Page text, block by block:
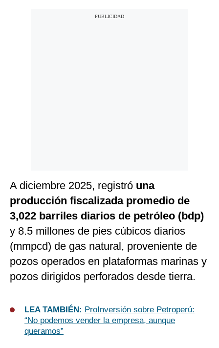
A diciembre 2025, registró una
producción fiscalizada promedio de
3,022 barriles diarios de petróleo (bdp)
y 8.5 millones de pies cúbicos diarios
(mmpcd) de gas natural, proveniente de
pozos operados en plataformas marinas y
pozos dirigidos perforados desde tierra.
LEA TAMBIÉN: ProInversión sobre Petroperú:
“No podemos vender la empresa, aunque
queramos”